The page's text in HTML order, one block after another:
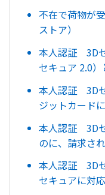
不在で荷物が
ストア）
本人認証 3D
セキュア 2.0）
本人認証 3D
ジットカード
本人認証 3D
のに、請求さ
本人認証 3D
セキュアに対